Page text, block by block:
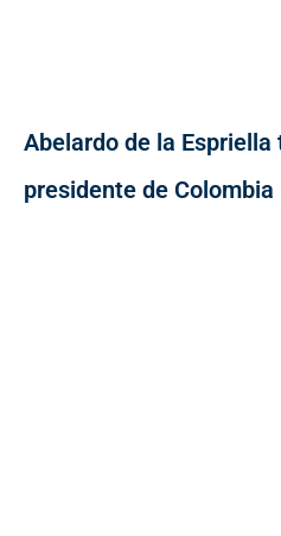
Abelardo de la
presidente de Colombia